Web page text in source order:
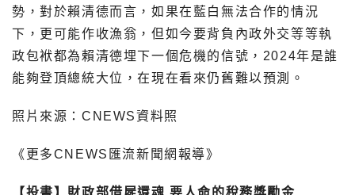
勢，對於賴清德而言，如果在藍白無法合作的情況
下，更可能作收漁翁，但如今要背負內政外交等等執
政包袱都為賴清德埋下一個危機的信號 ，2024年是誰
能夠登頂總統大位，在現在看來仍舊難以預測。
照片來源：CNEWS資料照
《更多CNEWS匯流新聞網報導》